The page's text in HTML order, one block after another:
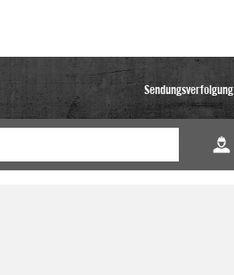
Sendungsverfolgung